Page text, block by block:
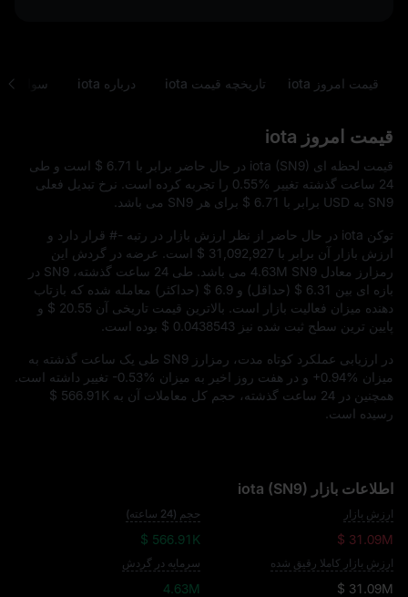
قیمت امروز iota تاریخچه قیمت iota درباره iota سوالات
قیمت امروز iota
قیمت لحظه‌ ای iota (SN9) در حال حاضر برابر با $ 6.71 است و طی
24 ساعت گذشته تغییر
0.55% را تجربه کرده است. نرخ تبدیل فعلی
SN9 به USD برابر با
$ 6.71 برای هر SN9 می‌ باشد.
توکن iota در حال حاضر از نظر ارزش بازار در رتبه #- قرار دارد و
ارزش بازار آن برابر با $ 31,092,927 است. عرضه در گردش این
رمزارز معادل 4.63M SN9
می‌ باشد. طی 24 ساعت گذشته، SN9 در
بازه‌ ای بین $ 6.31 (حداقل) و $ 6.9 (حداکثر) معامله شده که بازتاب‌
دهنده میزان فعالیت بازار است. بالاترین قیمت تاریخی آن $ 20.55 و
پایین‌ ترین سطح ثبت‌ شده نیز $ 0.0438543 بوده است.
در ارزیابی عملکرد کوتاه‌ مدت، رمزارز SN9 طی یک ساعت گذشته به
میزان +0.94% و در هفت روز اخیر به میزان -0.53% تغییر داشته است.
همچنین در 24 ساعت گذشته، حجم کل معاملات آن به
$ 566.91K
رسیده است.
اطلاعات بازار iota (SN9)
ارزش بازار
$ 31.09M
حجم (24 ساعته)
$ 566.91K
ارزش بازار کاملا رقیق شده
$ 31.09M
سرمایه در گردش
4.63M